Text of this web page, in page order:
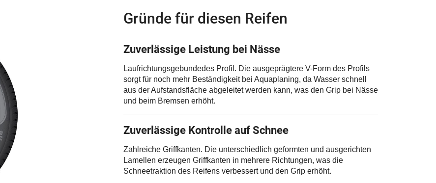
Gründe für diesen Reifen
Zuverlässige Leistung bei Nässe
Laufrichtungsgebundedes Profil. Die ausgeprägtere V-Form des Profils
sorgt für noch mehr Beständigkeit bei Aquaplaning, da Wasser schnell
aus der Aufstandsfläche abgeleitet werden kann, was den Grip bei Nässe
und beim Bremsen erhöht.
Zuverlässige Kontrolle auf Schnee
Zahlreiche Griffkanten. Die unterschiedlich geformten und ausgerichten
Lamellen erzeugen Griffkanten in mehrere Richtungen, was die
Schneetraktion des Reifens verbessert und den Grip erhöht.